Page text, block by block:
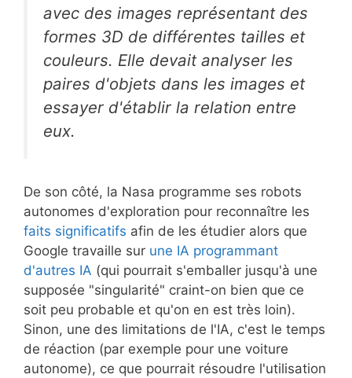
avec des images représentant des
formes 3D de différentes tailles et
couleurs. Elle devait analyser les
paires d'objets dans les images et
essayer d'établir la relation entre
eux.
De son côté, la Nasa programme ses robots
autonomes d'exploration pour reconnaître les
faits significatifs afin de les étudier alors que
Google travaille sur une IA programmant
d'autres IA (qui pourrait s'emballer jusqu'à une
supposée "singularité" craint-on bien que ce
soit peu probable et qu'on en est très loin).
Sinon, une des limitations de l'IA, c'est le temps
de réaction (par exemple pour une voiture
autonome), ce que pourrait résoudre l'utilisation